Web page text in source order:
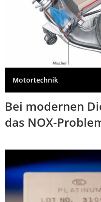
Motortechnik
Bei modernen
das NOX-